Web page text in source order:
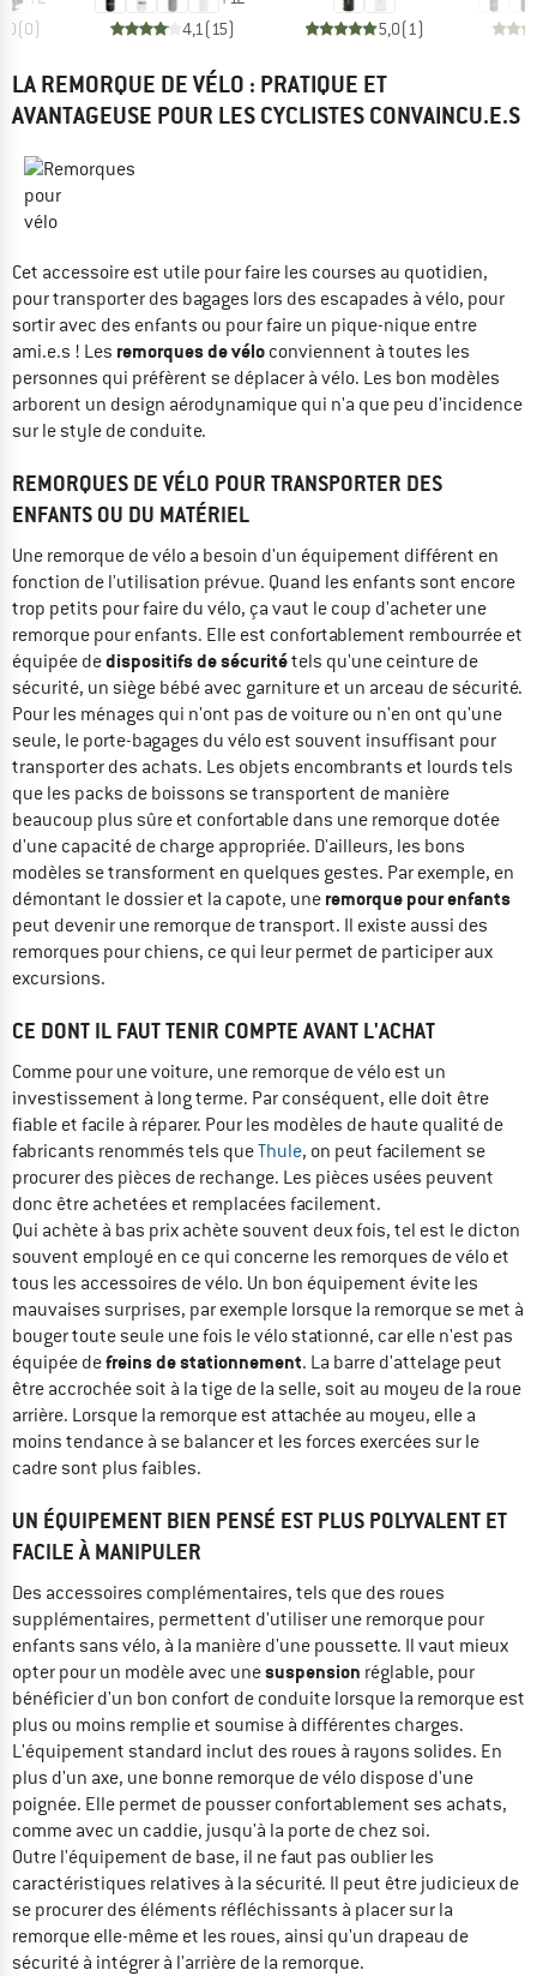
(0)
4,1 (15) 5,0(1 )
LA REMORQUE DE VÉLO : PRATIQUE ET
AVANTAGEUSE POUR LES CYCLISTES CONVAINCU.E.S
Cet accessoire est utile pour faire les courses au quotidien,
pour transporter des bagages lors des escapades à vélo, pour
sortir avec des enfants ou pour faire un pique-nique entre
ami.e.s ! Les remorques de vélo conviennent à toutes les
personnes qui préfèrent se déplacer à vélo. Les bon modèles
arborent un design aérodynamique qui n'a que peu d'incidence
sur le style de conduite.
REMORQUES DE VÉLO POUR TRANSPORTER DES
ENFANTS OU DU MATÉRIEL
Une remorque de vélo a besoin d'un équipement différent en
fonction de l'utilisation prévue. Quand les enfants sont encore
trop petits pour faire du vélo, ça vaut le coup d'acheter une
remorque pour enfants. Elle est confortablement rembourrée et
équipée dedispositifs de sécuritétels qu'une ceinture de
sécurité, un siège bébé avec garniture et un arceau de sécurité.
Pour les ménages qui n'ont pas de voiture ou n'en ont qu'une
seule, le porte-bagages du vélo est souvent insuffisant pour
transporter des achats. Les objets encombrants et lourds tels
que les packs de boissons se transportent de manière
beaucoup plus sûre et confortable dans une remorque dotée
d'une capacité de charge appropriée. D'ailleurs, les bons
modèles se transforment en quelques gestes. Par exemple, en
démontant le dossier et la capote, une remorque pour enfants
peut devenir une remorque de transport. Il existe aussi des
remorques pour chiens, ce qui leur permet de participer aux
excursions.
CE DONT IL FAUT TENIR COMPTE AVANT L'ACHAT
Comme pour une voiture, une remorque de vélo est un
investissement à long terme. Par conséquent, elle doit être
fiable et facile à réparer. Pour les modèles de haute qualité de
fabricants renommés tels queThule, on peut facilement se
procurer des pièces de rechange. Les pièces usées peuvent
donc être achetées et remplacées facilement.
Qui achète à bas prix achète souvent deux fois, tel est le dicton
souvent employé en ce qui concerne les remorques de vélo et
tous les accessoires de vélo. Un bon équipement évite les
mauvaises surprises, par exemple lorsque la remorque se met à
bouger toute seule une fois le vélo stationné, car elle n'est pas
équipée defreins de stationnement. La barre d'attelage peut
être accrochée soit à la tige de la selle, soit au moyeu de la roue
arrière. Lorsque la remorque est attachée au moyeu, elle a
moins tendance à se balancer et les forces exercées sur le
cadre sont plus faibles.
UN ÉQUIPEMENT BIEN PENSÉ EST PLUS POLYVALENT ET
FACILE À MANIPULER
Des accessoires complémentaires, tels que des roues
supplémentaires, permettent d'utiliser une remorque pour
enfants sans vélo, à la manière d'une poussette. Il vaut mieux
opter pour un modèle avec unesuspension réglable, pour
bénéficier d'un bon confort de conduite lorsque la remorque est
plus ou moins remplie et soumise à différentes charges.
L'équipement standard inclut des roues à rayons solides. En
plus d'un axe, une bonne remorque de vélo dispose d'une
poignée. Elle permet de pousser confortablement ses achats,
comme avec un caddie, jusqu'à la porte de chez soi.
Outre l'équipement de base, il ne faut pas oublier les
caractéristiques relatives à la sécurité. Il peut être judicieux de
se procurer des éléments réfléchissants à placer sur la
remorque elle-même et les roues, ainsi qu'un drapeau de
sécurité à intégrer à l'arrière de la remorque.